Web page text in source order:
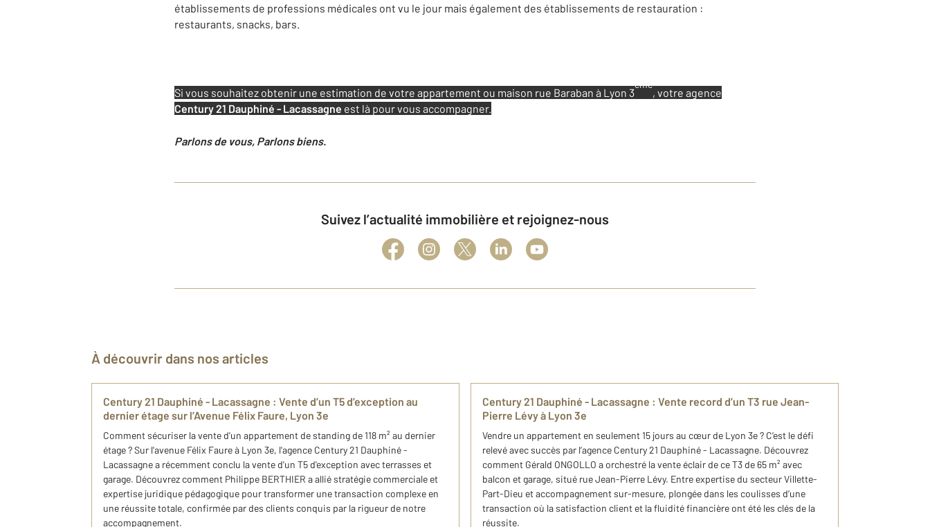
établissements de professions médicales ont vu le jour mais également des établissements de restauration :
restaurants, snacks, bars.
Si vous souhaitez obtenir une estimation de votre appartement ou maison rue Baraban à Lyon 3
ème
, votre agence
Century 21 Dauphiné - Lacassagne est là pour vous accompagner.
Parlons de vous, Parlons biens.
Suivez l’actualité immobilière et rejoignez-nous
À découvrir dans nos articles
Century 21 Dauphiné - Lacassagne : Vente d’un T5 d’exception au
dernier étage sur l’Avenue Félix Faure, Lyon 3e
Comment sécuriser la vente d'un appartement de standing de 118 m² au dernier
étage ? Sur l'avenue Félix Faure à Lyon 3e, l'agence Century 21 Dauphiné -
Lacassagne a récemment conclu la vente d'un T5 d'exception avec terrasses et
garage. Découvrez comment Philippe BERTHIER a allié stratégie commerciale et
expertise juridique pédagogique pour transformer une transaction complexe en
une réussite totale, confirmée par des clients conquis par la rigueur de notre
accompagnement.
Century 21 Dauphiné - Lacassagne : Vente record d’un T3 rue Jean-
Pierre Lévy à Lyon 3e
Vendre un appartement en seulement 15 jours au cœur de Lyon 3e ? C’est le défi
relevé avec succès par l’agence Century 21 Dauphiné - Lacassagne. Découvrez
comment Gérald ONGOLLO a orchestré la vente éclair de ce T3 de 65 m² avec
balcon et garage, situé rue Jean-Pierre Lévy. Entre expertise du secteur Villette-
Part-Dieu et accompagnement sur-mesure, plongée dans les coulisses d’une
transaction où la satisfaction client et la fluidité financière ont été les clés de la
réussite.